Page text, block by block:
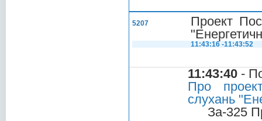
5207
Проект
11:43:16 -11:43:52
11:43:40 -
Про
слухань
За-325